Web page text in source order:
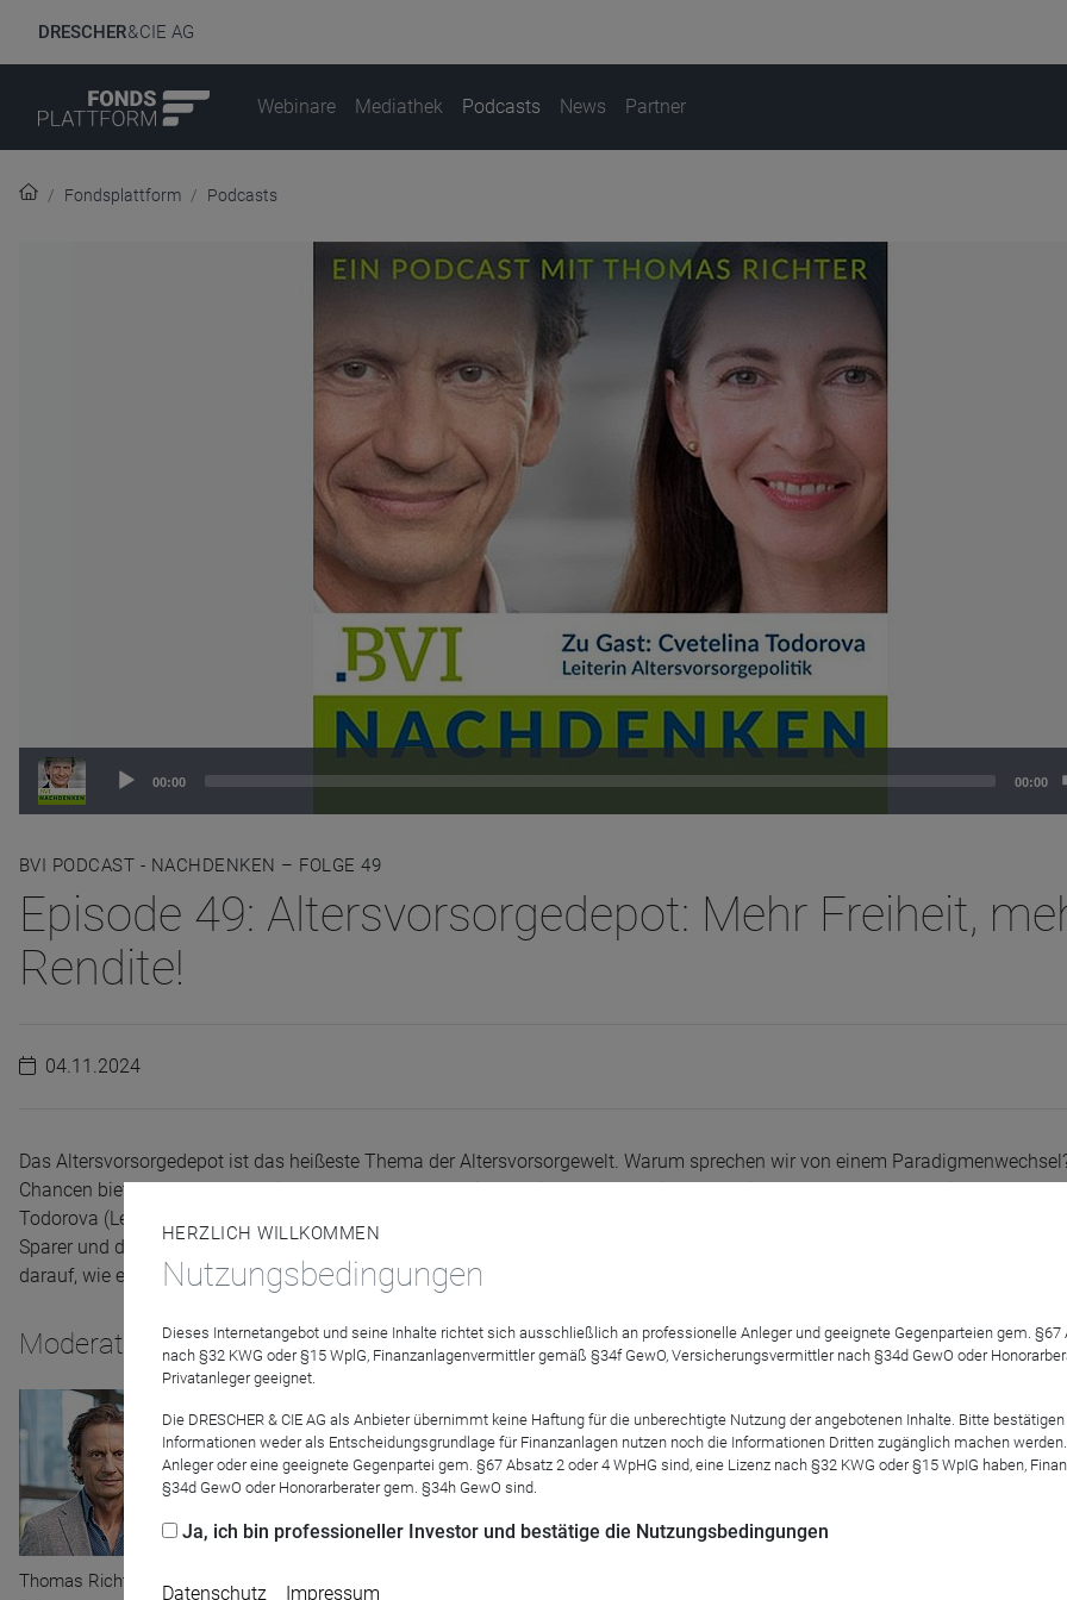
DRESCHER& CIE AG
Webinare Mediathek Podcasts News Partner
Fondsplattform Podcasts
Audio
00:00 00:00
BVI PODCAST - NACHDENKEN – FOLGE 49
Episode 49: Altersvorsorgedepot: Mehr Freiheit,
Rendite!
04.11.2024
Das Altersvorsorgedepot ist das heißeste Thema der Altersvorsorgewelt. Warum sprechen wir von einem
Chancen bietet das Depot für die Altersvorsorge, und wie soll die Umsetzung in der Praxis aussehen? Thomas Richter und
Todorova (Leiterin Altersvorsorgepolitik im BVI) diskutieren in der aktuellen Folge über die wichtigsten Neuerungen der Reform
Sparer und die Fondsindustrie. Sie klären darüber hinaus die zentralen Fragen rund ums Altersvorsorgedepot und geben einen
darauf, wie es die Vorsorgelandschaft verändern könnte.
Moderator
Thomas Richter
HERZLICH WILLKOMMEN
Nutzungsbedingungen
Dieses Internetangebot und seine Inhalte richtet sich ausschließlich an professionelle Anleger und geeignete Gegenparteien gem.
nach §32 KWG oder §15 WplG, Finanzanlagenvermittler gemäß §34f GewO, Versicherungsvermittler nach §34d GewO oder
Privatanleger geeignet.
Die DRESCHER & CIE AG als Anbieter übernimmt keine Haftung für die unberechtigte Nutzung der angebotenen Inhalte. Bitte
Informationen weder als Entscheidungsgrundlage für Finanzanlagen nutzen noch die Informationen Dritten zugänglich machen
Anleger oder eine geeignete Gegenpartei gem. §67 Absatz 2 oder 4 WpHG sind, eine Lizenz nach §32 KWG oder §15 WpIG haben,
§34d GewO oder Honorarberater gem. §34h GewO sind.
Ja, ich bin professioneller Investor und bestätige die Nutzungsbedingungen
Datenschutz Impressum